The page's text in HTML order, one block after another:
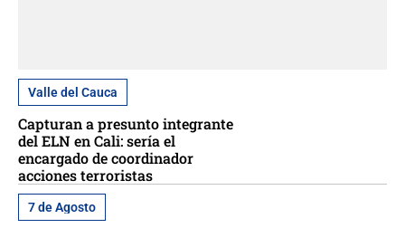
Valle del Cauca
Capturan a presunto integrante
del ELN en Cali: sería el
encargado de coordinador
acciones terroristas
7 de Agosto